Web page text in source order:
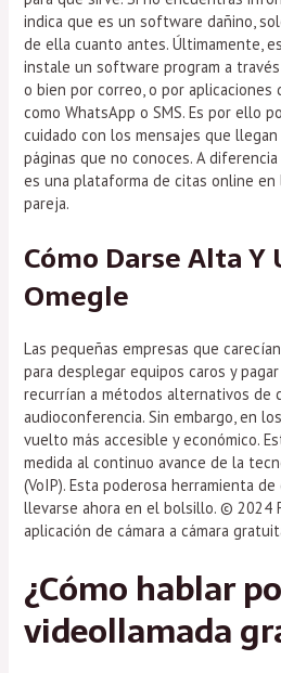
indica que es un software dañino,
de ella cuanto antes. Últimamente,
instale un software program a
o bien por correo, o por aplicaciones
como WhatsApp o SMS. Es por ello
cuidado con los mensajes que
páginas que no conoces. A
es una plataforma de citas online
pareja.
Cómo Darse Alta
Omegle
Las pequeñas empresas que
para desplegar equipos caros y
recurrían a métodos alternativos de
audioconferencia. Sin embargo, en
vuelto más accesible y económico.
medida al continuo avance de la
(VoIP). Esta poderosa herramienta
llevarse ahora en el bolsillo. © 2024
aplicación de cámara a cámara
¿Cómo hablar
videollamada